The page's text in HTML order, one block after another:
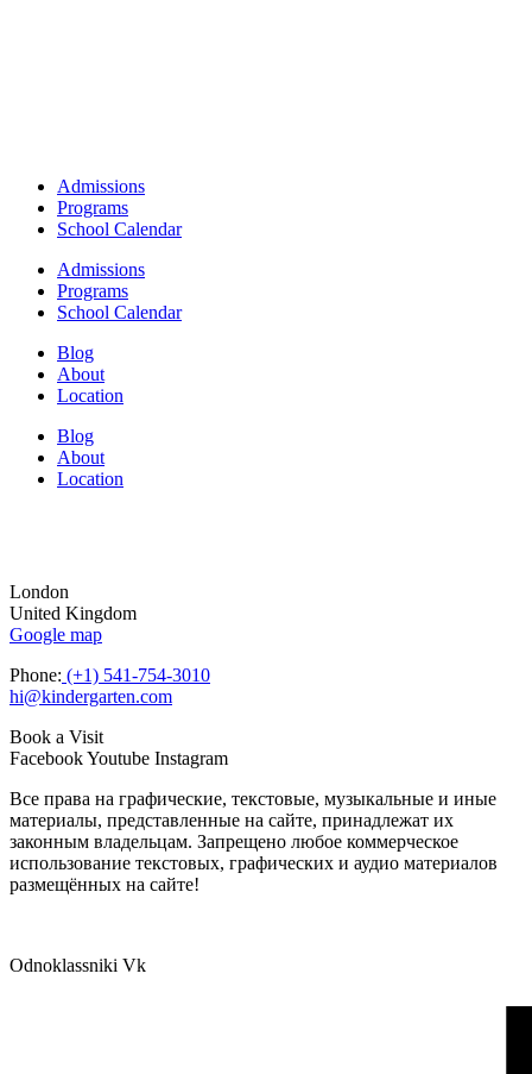
Admissions
Programs
School Calendar
Admissions
Programs
School Calendar
Blog
About
Location
Blog
About
Location
London
United Kingdom
Google map
Phone: (+1) 541-754-3010
hi@kindergarten.com
Book a Visit
FacebookYoutube Instagram
Все права на графические, текстовые, музыкальные и иные
материалы, представленные на сайте, принадлежат их
законным владельцам. Запрещено любое коммерческое
использование текстовых, графических и аудио материалов
размещённых на сайте!
Odnoklassniki Vk